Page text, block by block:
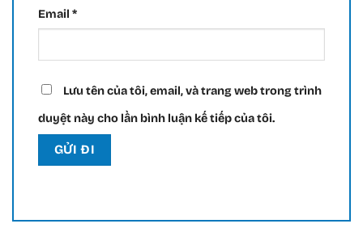
Email *
Lưu tên của tôi, email, và trang web trong trình
duyệt này cho lần bình luận kế tiếp của tôi.